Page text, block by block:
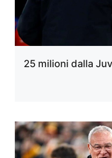
25 milioni dalla